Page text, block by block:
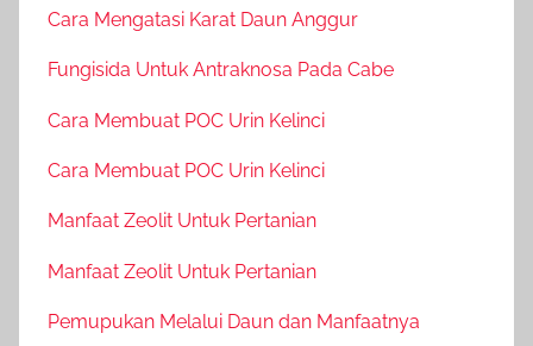
Cara Mengatasi Karat Daun Anggur
Fungisida Untuk Antraknosa Pada Cabe
Cara Membuat POC Urin Kelinci
Cara Membuat POC Urin Kelinci
Manfaat Zeolit Untuk Pertanian
Manfaat Zeolit Untuk Pertanian
Pemupukan Melalui Daun dan Manfaatnya